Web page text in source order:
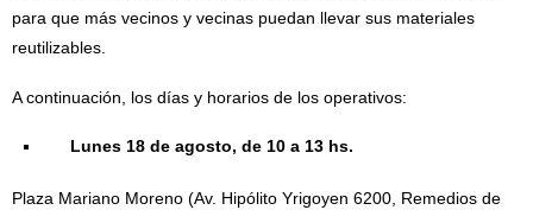
para que más vecinos y vecinas puedan llevar sus materiales
reutilizables.
A continuación, los días y horarios de los operativos:
Lunes 18 de agosto, de 10 a 13 hs.
Plaza Mariano Moreno (Av. Hipólito Yrigoyen 6200, Remedios de